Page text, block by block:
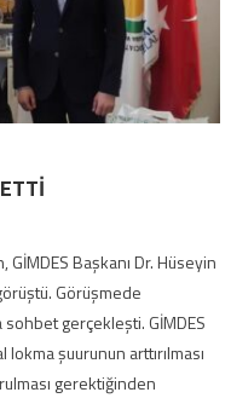
GİMDES Başkanı Dr. Hüseyin
Görüşmede
gerçekleşti. GİMDES
şuurunun arttırılması
gerektiğinden